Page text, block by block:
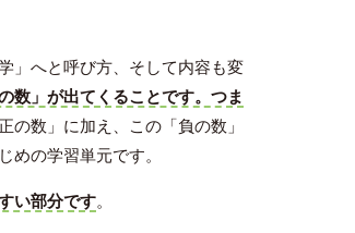
」へと呼び方、そして内容も変
数」が出てくることです。つま
の数」に加え、この「負の数」
めの学習単元です。
い部分です。